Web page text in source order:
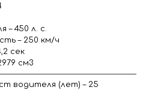
– 450 л. с.
– 250 км/ч
сек
см3
водителя (лет) – 25